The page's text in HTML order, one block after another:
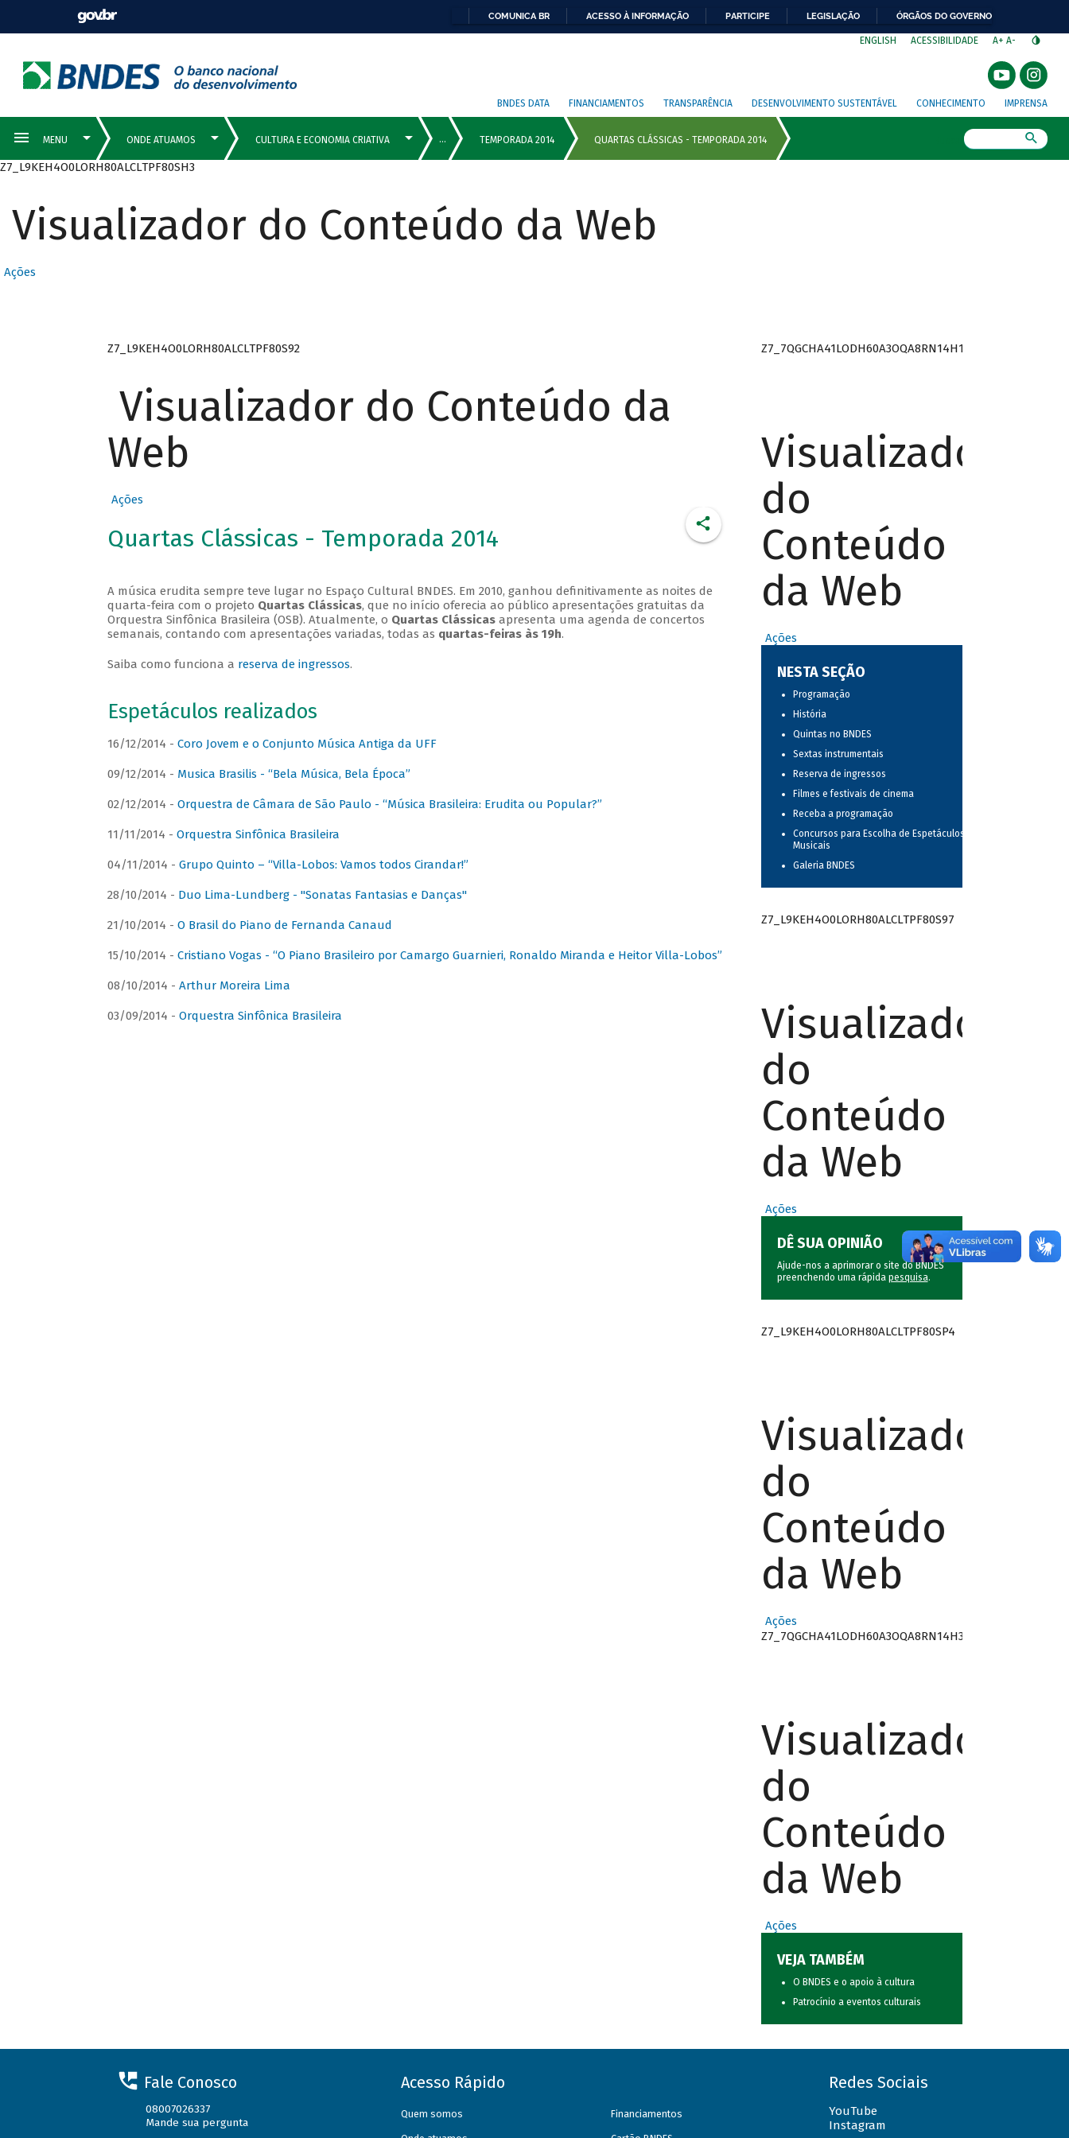
COMUNICA BR ACESSO À INFORMAÇÃO PARTICIPE LEGISLAÇÃO ÓRGÃOS DO GOVERNO
ENGLISH ACESSIBILIDADE A+ A-
BNDES DATA FINANCIAMENTOS TRANSPARÊNCIA DESENVOLVIMENTO SUSTENTÁVEL CONHECIMENTO IMPRENSA
Z7_L9KEH4O0LORH80ALCLTPF80SH3
Visualizador do Conteúdo da Web
Ações
Z7_L9KEH4O0LORH80ALCLTPF80S92
Visualizador do Conteúdo da
Web
Ações
Quartas Clássicas - Temporada 2014
A música erudita sempre teve lugar no Espaço Cultural BNDES. Em 2010, ganhou definitivamente as noites de
quarta-feira com o projeto Quartas Clássicas, que no início oferecia ao público apresentações gratuitas da
Orquestra Sinfônica Brasileira (OSB). Atualmente, o Quartas Clássicasapresenta uma agenda de concertos
semanais, contando com apresentações variadas, todas as quartas-feiras às 19h.
Saiba como funciona a reserva de ingressos.
Espetáculos realizados
16/12/2014 - Coro Jovem e o Conjunto Música Antiga da UFF
09/12/2014 - Musica Brasilis - “Bela Música, Bela Época”
02/12/2014 - Orquestra de Câmara de São Paulo - “Música Brasileira: Erudita ou Popular?”
11/11/2014 - Orquestra Sinfônica Brasileira
04/11/2014 - Grupo Quinto – “Villa-Lobos: Vamos todos Cirandar!”
28/10/2014 - Duo Lima-Lundberg - "Sonatas Fantasias e Danças"
21/10/2014 - O Brasil do Piano de Fernanda Canaud
15/10/2014 - Cristiano Vogas - “O Piano Brasileiro por Camargo Guarnieri, Ronaldo Miranda e Heitor Villa-Lobos”
08/10/2014 - Arthur Moreira Lima
03/09/2014 - Orquestra Sinfônica Brasileira
Z7_7QGCHA41LODH60A3OQA8RN14H1
Visualizador
do
Conteúdo
da Web
Ações
NESTA SEÇÃO
Programação
História
Quintas no BNDES
Sextas instrumentais
Reserva de ingressos
Filmes e festivais de cinema
Receba a programação
Concursos para Escolha de Espetáculos
Musicais
Galeria BNDES
Z7_L9KEH4O0LORH80ALCLTPF80S97
Visualizador
do
Conteúdo
da Web
Ações
DÊ SUA OPINIÃO
Ajude-nos a aprimorar o site do BNDES
preenchendo uma rápida pesquisa.
Z7_L9KEH4O0LORH80ALCLTPF80SP4
Visualizador
do
Conteúdo
da Web
Ações
Z7_7QGCHA41LODH60A3OQA8RN14H3
Visualizador
do
Conteúdo
da Web
Ações
VEJA TAMBÉM
O BNDES e o apoio à cultura
Patrocínio a eventos culturais
Fale Conosco
08007026337
Mande sua pergunta
Acesso Rápido
Quem somos Financiamentos
Redes Sociais
YouTube
Instagram